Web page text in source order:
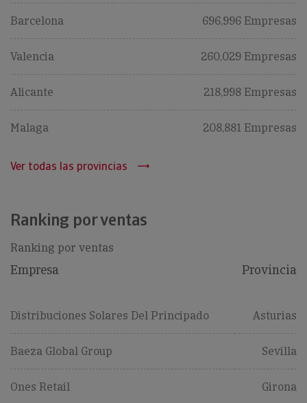
Barcelona 696,996 Empresas
Valencia 260,029 Empresas
Alicante 218,998 Empresas
Malaga 208,881 Empresas
Ver todas las provincias
Ranking por ventas
Ranking por ventas
Empresa Provincia
Distribuciones Solares Del Principado Asturias
Baeza Global Group Sevilla
Ones Retail Girona